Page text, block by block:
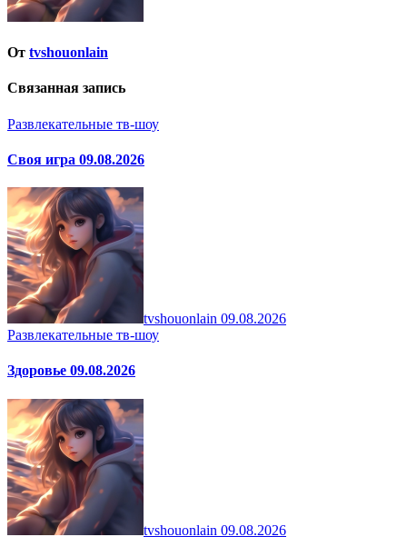
От tvshouonlain
Связанная запись
Развлекательные тв-шоу
Своя игра 09.08.2026
tvshouonlain 09.08.2026
Развлекательные тв-шоу
Здоровье 09.08.2026
tvshouonlain 09.08.2026